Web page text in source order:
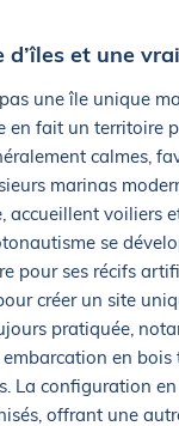
d’îles et une
pas une île unique
en fait un territoire
calmes,
marinas
accueillent voiliers
se
pour ses récifs
créer un site
pratiquée,
en
La configuration
offrant une